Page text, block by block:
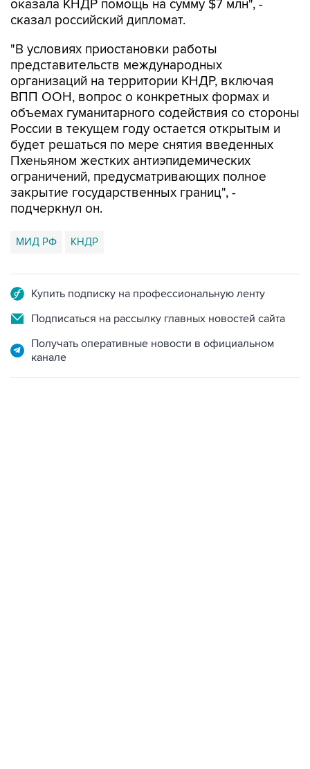
"В условиях приостановки работы
организаций на территории КНДР, включая
ВПП ООН, вопрос о конкретных формах и
объемах гуманитарного содействия со стороны
России в текущем году остается открытым и
будет решаться по мере снятия введенных
Пхеньяном жестких антиэпидемических
ограничений, предусматривающих полное
закрытие государственных границ", -
подчеркнул он.
МИД РФ КНДР
Подписаться на рассылку главных новостей сайта
Получать оперативные новости в официальном